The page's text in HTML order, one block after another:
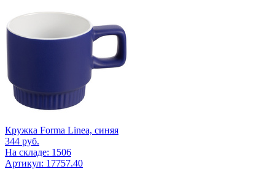
Кружка Forma Linea, синяя
344 руб.
На складе: 1506
Артикул: 17757.40